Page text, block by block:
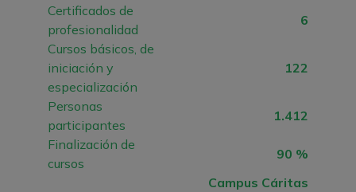
Certificados de
profesionalidad
6
Cursos básicos, de
iniciación y
especialización
122
Personas
participantes
1.412
Finalización de
cursos
90 %
Campus Cáritas